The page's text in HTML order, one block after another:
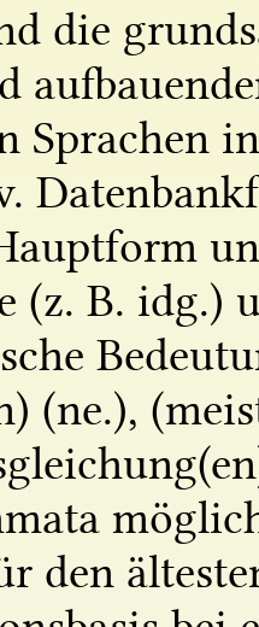
die
Sprachen
(z. B. idg.)
(ne.),
den